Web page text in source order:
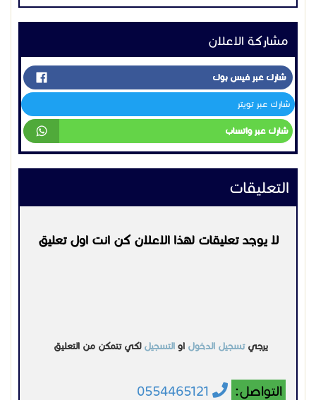
مشاركة الاعلان
شارك عبر فيس بوك
شارك عبر تويتر
شارك عبر واتساب
التعليقات
لا يوجد تعليقات لهذا الاعلان كن انت اول تعليق
يرجيتسجيل الدخول او التسجيل لكي تتمكن من التعليق
التواصل: 0554465121